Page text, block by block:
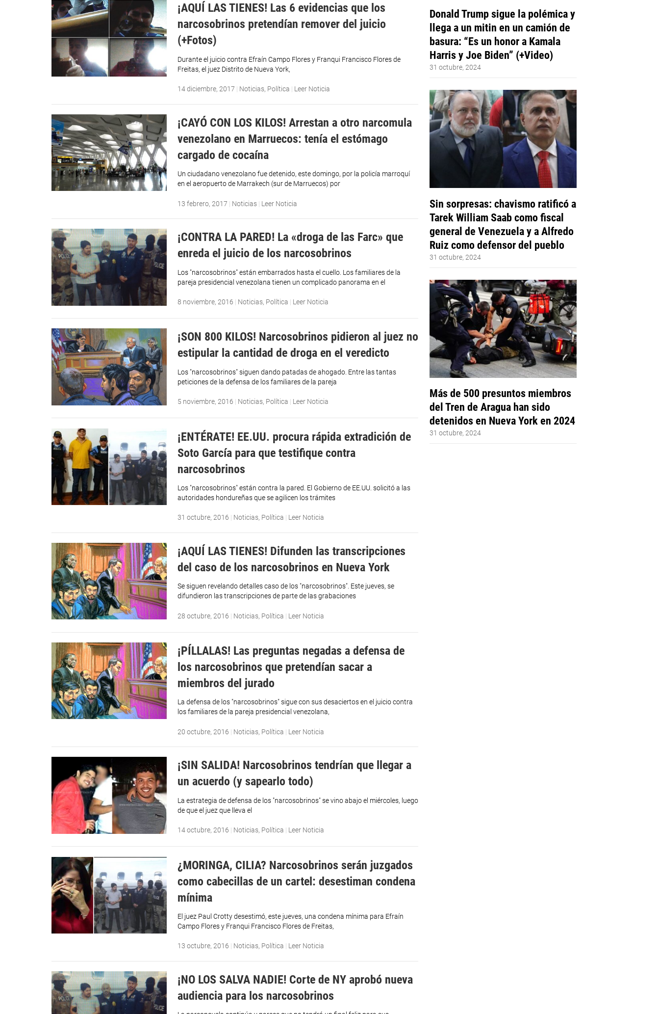
¡AQUÍ LAS TIENES! Las 6 evidencias que los
narcosobrinos pretendían remover del juicio
(+Fotos)
Durante el juicio contra Efraín Campo Flores y Franqui Francisco Flores de
Freitas, el juez Distrito de Nueva York,
14 diciembre, 2017 | Noticias, Política | Leer Noticia
¡CAYÓ CON LOS KILOS! Arrestan a otro narcomula
venezolano en Marruecos: tenía el estómago
cargado de cocaína
Un ciudadano venezolano fue detenido, este domingo, por la policía marroquí
en el aeropuerto de Marrakech (sur de Marruecos) por
13 febrero, 2017 | Noticias | Leer Noticia
¡CONTRA LA PARED! La «droga de las Farc» que
enreda el juicio de los narcosobrinos
Los "narcosobrinos" están embarrados hasta el cuello. Los familiares de la
pareja presidencial venezolana tienen un complicado panorama en el
8 noviembre, 2016 | Noticias, Política | Leer Noticia
¡SON 800 KILOS! Narcosobrinos pidieron al juez no
estipular la cantidad de droga en el veredicto
Los "narcosobrinos" siguen dando patadas de ahogado. Entre las tantas
peticiones de la defensa de los familiares de la pareja
5 noviembre, 2016 | Noticias, Política | Leer Noticia
¡ENTÉRATE! EE.UU. procura rápida extradición de
Soto García para que testifique contra
narcosobrinos
Los "narcosobrinos" están contra la pared. El Gobierno de EE.UU. solicitó a las
autoridades hondureñas que se agilicen los trámites
31 octubre, 2016 | Noticias, Política | Leer Noticia
¡AQUÍ LAS TIENES! Difunden las transcripciones
del caso de los narcosobrinos en Nueva York
Se siguen revelando detalles caso de los "narcosobrinos". Este jueves, se
difundieron las transcripciones de parte de las grabaciones
28 octubre, 2016 | Noticias, Política | Leer Noticia
¡PÍLLALAS! Las preguntas negadas a defensa de
los narcosobrinos que pretendían sacar a
miembros del jurado
La defensa de los "narcosobrinos" sigue con sus desaciertos en el juicio contra
los familiares de la pareja presidencial venezolana,
20 octubre, 2016 | Noticias, Política | Leer Noticia
¡SIN SALIDA! Narcosobrinos tendrían que llegar a
un acuerdo (y sapearlo todo)
La estrategia de defensa de los "narcosobrinos" se vino abajo el miércoles, luego
de que el juez que lleva el
14 octubre, 2016 | Noticias, Política | Leer Noticia
¿MORINGA, CILIA? Narcosobrinos serán juzgados
como cabecillas de un cartel: desestiman condena
mínima
El juez Paul Crotty desestimó, este jueves, una condena mínima para Efraín
Campo Flores y Franqui Francisco Flores de Freitas,
13 octubre, 2016 | Noticias, Política | Leer Noticia
¡NO LOS SALVA NADIE! Corte de NY aprobó nueva
audiencia para los narcosobrinos
Donald Trump sigue la polémica y
llega a un mitin en un camión de
basura: “Es un honor a Kamala
Harris y Joe Biden” (+Video)
31 octubre, 2024
Sin sorpresas: chavismo ratificó a
Tarek William Saab como fiscal
general de Venezuela y a Alfredo
Ruiz como defensor del pueblo
31 octubre, 2024
Más de 500 presuntos miembros
del Tren de Aragua han sido
detenidos en Nueva York en 2024
31 octubre, 2024